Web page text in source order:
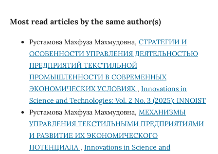
Most read articles by the same author(s)
Рустамова Махфуза Махмудовна, СТРАТЕГИИ И
ОСОБЕННОСТИ УПРАВЛЕНИЯ ДЕЯТЕЛЬНОСТЬЮ
ПРЕДПРИЯТИЙ ТЕКСТИЛЬНОЙ
ПРОМЫШЛЕННОСТИ В СОВРЕМЕННЫХ
ЭКОНОМИЧЕСКИХ УСЛОВИЯХ , Innovations in
Science and Technologies: Vol. 2 No. 3 (2025): INNOIST
Рустамова Махфуза Махмудовна, МЕХАНИЗМЫ
УПРАВЛЕНИЯ ТЕКСТИЛЬНЫМИ ПРЕДПРИЯТИЯМИ
И РАЗВИТИЕ ИХ ЭКОНОМИЧЕСКОГО
ПОТЕНЦИАЛА , Innovations in Science and